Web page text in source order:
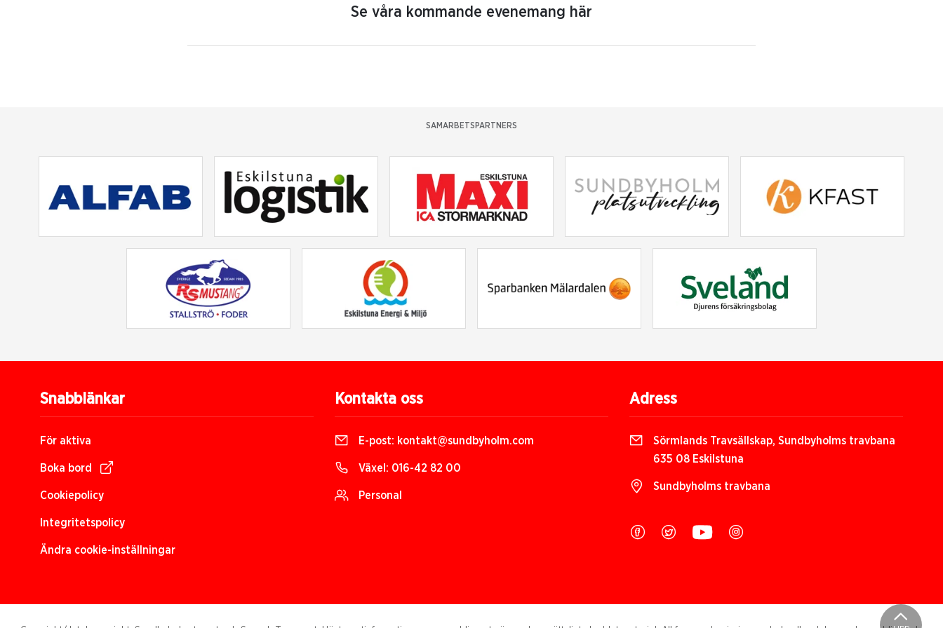
Se våra kommande evenemang här
SAMARBETSPARTNERS
Snabblänkar
För aktiva
Boka bord
Cookiepolicy
Integritetspolicy
Ändra cookie-inställningar
Kontakta oss
E-post: kontakt@sundbyholm.com
Växel: 016-42 82 00
Personal
Adress
Sörmlands Travsällskap, Sundbyholms travbana
635 08 Eskilstuna
Sundbyholms travbana